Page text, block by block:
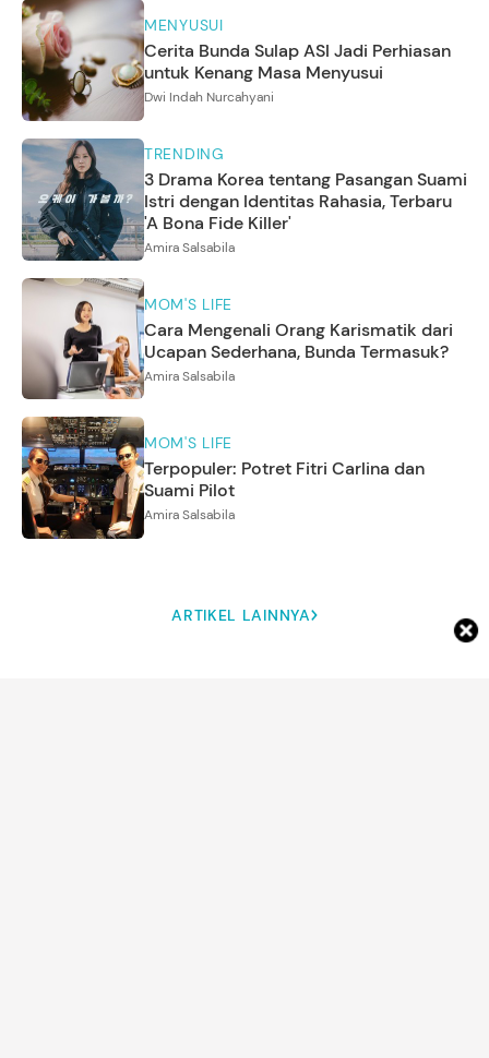
MENYUSUI
Cerita Bunda Sulap ASI Jadi Perhiasan
untuk Kenang Masa Menyusui
Dwi Indah Nurcahyani
TRENDING
3 Drama Korea tentang Pasangan Suami
Istri dengan Identitas Rahasia, Terbaru
'A Bona Fide Killer'
Amira Salsabila
MOM'S LIFE
Cara Mengenali Orang Karismatik dari
Ucapan Sederhana, Bunda Termasuk?
Amira Salsabila
MOM'S LIFE
Terpopuler: Potret Fitri Carlina dan
Suami Pilot
Amira Salsabila
ARTIKEL LAINNYA